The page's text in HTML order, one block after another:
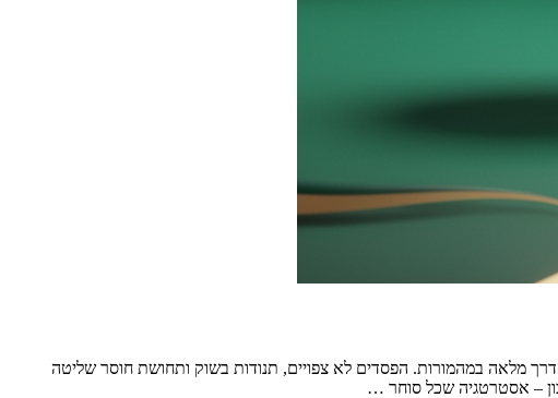
מלאה במהמורות. הפסדים לא צפויים, תנודות בשוק ותחושת חוסר שליטה
– אסטרטגיה שכל סוחר …